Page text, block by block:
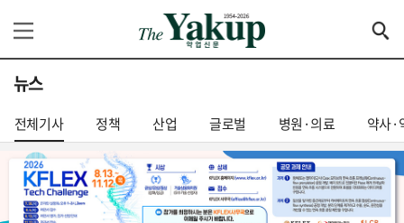
뉴스
전체기사 정책 산업 글로벌 병원·의료 약사·